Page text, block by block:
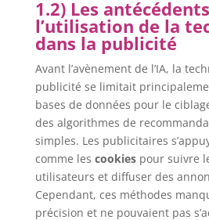
1.2) Les
l’utilisation de la
dans la publicité
Avant l’avènement de l’IA, la
publicité se limitait
bases de données pour le
des algorithmes de
simples. Les publicitaires
comme les cookiespour suivre
utilisateurs et diffuser des
Cependant, ces méthodes
précision et ne pouvaient pas